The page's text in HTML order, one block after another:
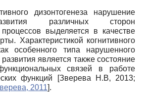
дизонтогенеза нарушение
различных сторон
выделяется в качестве
Характеристикой когнитивного
особенного типа нарушенного
является также состояние
связей в работе
функций
[Зверева Н.В, 2013;
2011].